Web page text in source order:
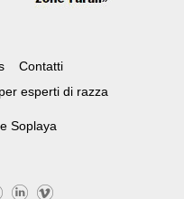
Contatti
esperti di razza
Soplaya